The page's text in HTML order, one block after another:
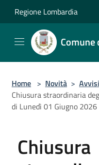
Regione Lombardia
Comune
Home > Novità > Avvisi
Chiusura straordinaria
di Lunedì 01 Giugno 2026
Chiusura